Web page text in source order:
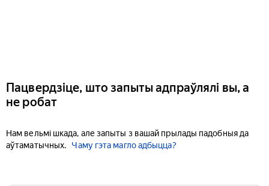
Пацвердзіце, што запыты адпраўлялі вы, а
не робат
Нам вельмі шкада, але запыты з вашай прылады падобныя да
аўтаматычных.
Чаму гэта магло адбыцца?